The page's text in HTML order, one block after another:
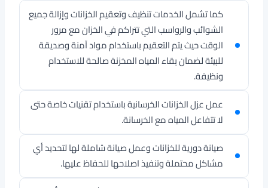
كما تشمل الخدمات تنظيف وتعقيم الخزانات وإزالة جميع
الشوائب والرواسب التي تتراكم في الخزان مع مرور
الوقت حيث يتم التعقيم باستخدام مواد آمنة وصديقة
للبيئة لضمان بقاء المياه المخزنة صالحة للاستخدام
ونظيفة.
عمل عزل الخزانات الخرسانية باستخدام تقنيات خاصة حتى
لا تتفاعل المياه مع الخرسانة.
صيانة دورية للخزانات وعمل صيانة شاملة لها لتحديد أي
مشاكل محتملة وتنفيذ اصلاحها للحفاظ عليها.